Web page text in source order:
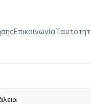
Επικοινωνία